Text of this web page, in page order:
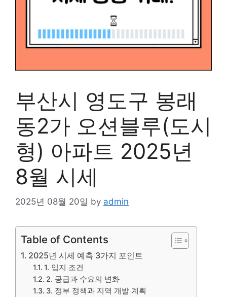
부산시 영도구 봉래
동2가 오션블루(도시
형) 아파트 2025년
8월 시세
2025년 08월 20일 by admin
Table of Contents
2025년 시세 예측 3가지 포인트
1. 입지 조건
2. 공급과 수요의 변화
3. 정부 정책과 지역 개발 계획